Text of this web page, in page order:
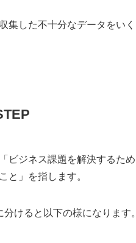
集した不十分なデータをい
ビジネス課題を解決するた
と」を指します。
けると以下の様になります。